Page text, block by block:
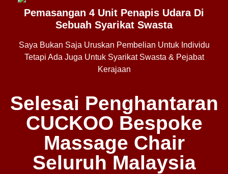
Pemasangan 4 Unit Penapis Udara Di
Sebuah Syarikat Swasta
Saya Bukan Saja Uruskan Pembelian Untuk Individu
Tetapi Ada Juga Untuk Syarikat Swasta & Pejabat
Kerajaan
Selesai Penghantaran
CUCKOO Bespoke
Massage Chair
Seluruh Malaysia